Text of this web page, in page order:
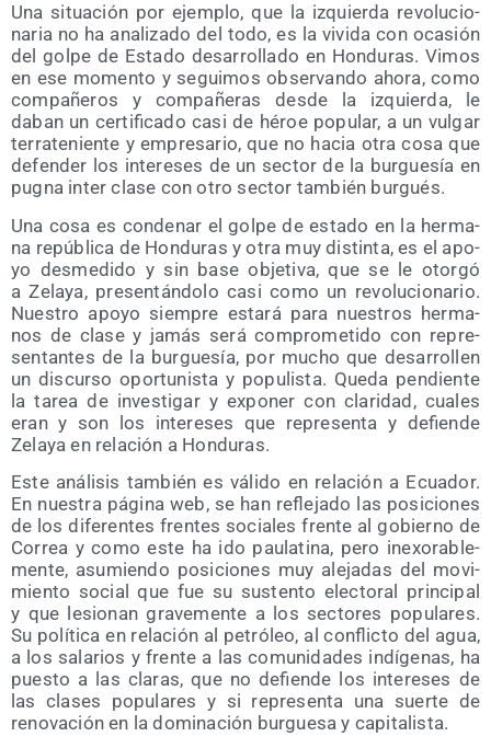
Una situa­ción por ejem­plo, que la izquier­da revo­lu­cio­
na­ria no ha ana­li­za­do del todo, es la vivi­da con oca­sión
del gol­pe de Esta­do desa­rro­lla­do en Hon­du­ras. Vimos
en ese momen­to y segui­mos obser­van­do aho­ra, como
com­pa­ñe­ros y com­pa­ñe­ras des­de la izquier­da, le
daban un cer­ti­fi­ca­do casi de héroe popu­lar, a un vul­gar
terra­te­nien­te y empre­sa­rio, que no hacia otra cosa que
defen­der los intere­ses de un sec­tor de la bur­gue­sía en
pug­na inter cla­se con otro sec­tor tam­bién burgués.
Una cosa es con­de­nar el gol­pe de esta­do en la her­ma­
na repú­bli­ca de Hon­du­ras y otra muy dis­tin­ta, es el apo­
yo des­me­di­do y sin base obje­ti­va, que se le otor­gó
a Zela­ya, pre­sen­tán­do­lo casi como un revo­lu­cio­na­rio.
Nues­tro apo­yo siem­pre esta­rá para nues­tros her­ma­
nos de cla­se y jamás será com­pro­me­ti­do con repre­
sen­tan­tes de la bur­gue­sía, por mucho que desa­rro­llen
un dis­cur­so opor­tu­nis­ta y popu­lis­ta. Que­da pen­dien­te
la tarea de inves­ti­gar y expo­ner con cla­ri­dad, cua­les
eran y son los intere­ses que repre­sen­ta y defien­de
Zela­ya en rela­ción a Honduras.
Este aná­li­sis tam­bién es váli­do en rela­ción a Ecua­dor.
En nues­tra pági­na web, se han refle­ja­do las posi­cio­nes
de los dife­ren­tes fren­tes socia­les fren­te al gobierno de
Correa y como este ha ido pau­la­ti­na, pero inexo­ra­ble­
men­te, asu­mien­do posi­cio­nes muy ale­ja­das del movi­
mien­to social que fue su sus­ten­to elec­to­ral prin­ci­pal
y que lesio­nan gra­ve­men­te a los sec­to­res popu­la­res.
Su polí­ti­ca en rela­ción al petró­leo, al con­flic­to del agua,
a los sala­rios y fren­te a las comu­ni­da­des indí­ge­nas, ha
pues­to a las cla­ras, que no defien­de los intere­ses de
las cla­ses popu­la­res y si repre­sen­ta una suer­te de
reno­va­ción en la domi­na­ción bur­gue­sa y capitalista.